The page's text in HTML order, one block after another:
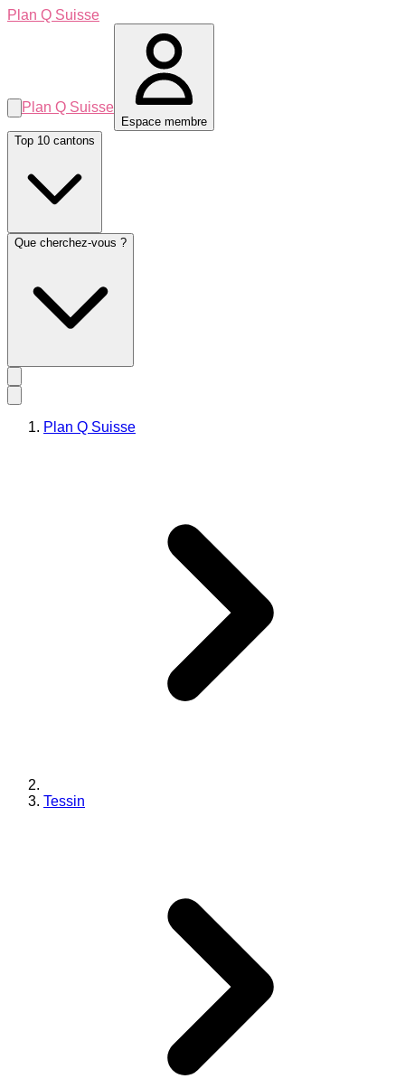
Plan Q Suisse
Plan Q Suisse
Espace membre
Top 10 cantons
Que cherchez-vous ?
Plan Q Suisse
Tessin